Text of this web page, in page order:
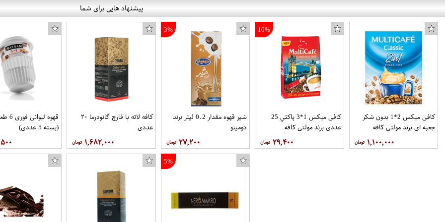
پیشنهاد هایی برای شما
کافی میکس 2*1 بدون شکر
جعبه اي برند مولتی کافه
۱,۱۰۰,۰۰۰
10%
کافی میکس 1*3 پاکتي 25
عددي برند مولتی کافه
۲۹,۴۰۰
3%
شیر قهوه مقدار 0.2 لیتر برند
دومینو
۲۷,۲۰۰
کافه لاته با قارچ گانودرما ۲۰
عددی
۱,۶۸۲,۰۰۰
قهوه
(بسته 5 عددی)
5%